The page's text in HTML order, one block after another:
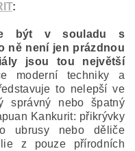
:
být v souladu s
ně není jen prázdnou
jsou tou největší
moderní techniky a
to nelepší ve
správný nebo špatný
Kankurit: přikrývky
ubrusy nebo děliče
z pouze přírodních